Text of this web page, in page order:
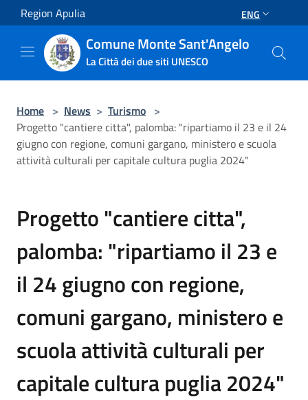
Salta al contenuto principale
Region Apulia ENG
Comune Monte Sant'Angelo
La Città dei due siti UNESCO
Home > News > Turismo >
Progetto "cantiere citta", palomba: "ripartiamo il 23 e il 24
giugno con regione, comuni gargano, ministero e scuola
attività culturali per capitale cultura puglia 2024"
Progetto "cantiere citta",
palomba: "ripartiamo il 23 e
il 24 giugno con regione,
comuni gargano, ministero e
scuola attività culturali per
capitale cultura puglia 2024"